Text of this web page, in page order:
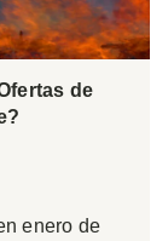
de
enero de